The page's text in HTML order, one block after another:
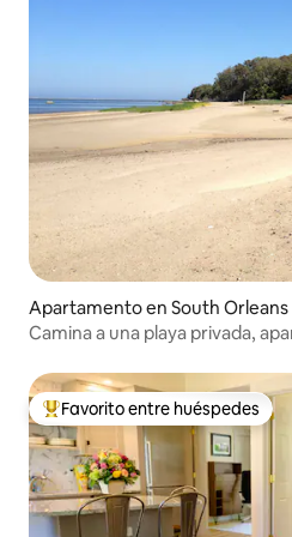
Apartamento en South Orleans
Camina a una playa privada,
Favorito entre huéspedes
Favorito entre huéspedes